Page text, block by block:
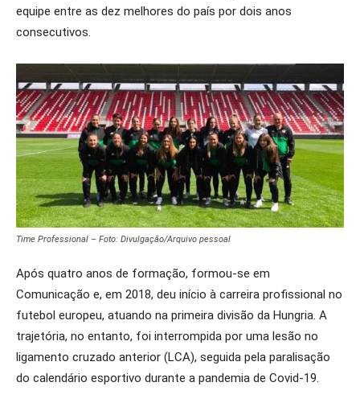
equipe entre as dez melhores do país por dois anos
consecutivos.
Time Professional – Foto: Divulgação/Arquivo pessoal
Após quatro anos de formação, formou-se em
Comunicação e, em 2018, deu início à carreira profissional no
futebol europeu, atuando na primeira divisão da Hungria. A
trajetória, no entanto, foi interrompida por uma lesão no
ligamento cruzado anterior (LCA), seguida pela paralisação
do calendário esportivo durante a pandemia de Covid-19.